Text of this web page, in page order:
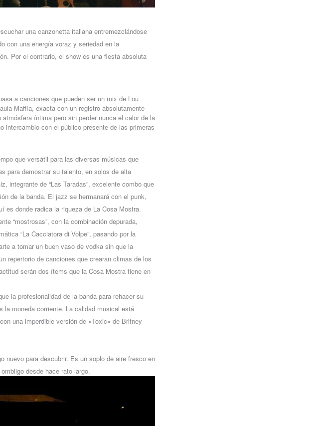
una canzonetta italiana entremezclándose
con una energía voraz y seriedad en la
Por el contrario, el show es una fiesta absoluta
a canciones que pueden ser un mix de Lou
Maffía, exacta con un registro absolutamente
atmósfera íntima pero sin perder nunca el calor de la
con el público presente de las primeras
que versátil para las diversas músicas que
para demostrar su talento, en solos de alta
integrante de “Las Taradas”, excelente combo que
de la banda. El jazz se hermanará con el punk,
es donde radica la riqueza de La Cosa Mostra.
“mostrosas”, con la combinación depurada,
“La Cacciatora di Volpe”, pasando por la
a tomar un buen vaso de vodka sin que la
repertorio de canciones que crearan climas de los
serán dos ítems que la Cosa Mostra tiene en
la profesionalidad de la banda para rehacer su
la moneda corriente. La calidad musical está
una imperdible versión de «Toxic» de Britney
nuevo para descubrir. Es un soplo de aire fresco en
desde hace rato largo.